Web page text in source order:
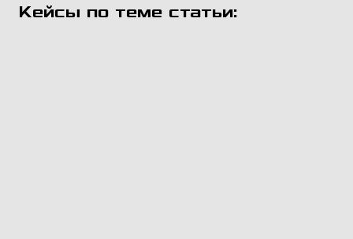
Кейсы по теме статьи: